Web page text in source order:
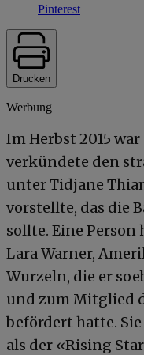
Pinterest
Drucken
Werbung
Im Herbst 2015
verkündete den
unter Tidjane
vorstellte, das die
sollte. Eine Person
Lara Warner,
Wurzeln, die er
und zum Mitglied
befördert hatte.
als der «Rising